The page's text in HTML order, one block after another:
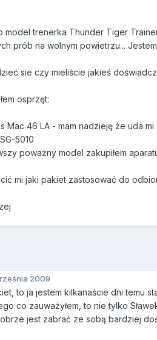
model trenerka Thunder Tiger
prób na wolnym powietrzu...
sie czy mieliście jakieś
osprzęt:
Mac 46 LA - mam nadzieję że uda
5010
poważny model zakupiłem
mi jaki pakiet zastosować do
2009
to ja jestem kilkanaście dni temu
co zauważyłem, to nie tylko
jest zabrać ze sobą bardziej